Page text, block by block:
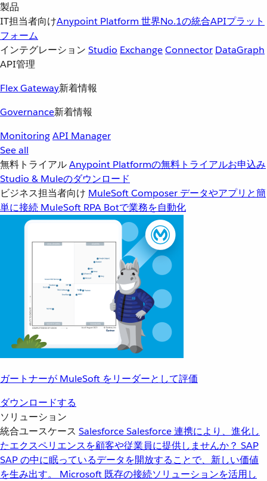
製品
IT担当者向けAnypoint Platform 世界No.1の統合APIプラット
フォーム
インテグレーション Studio ExchangeConnector DataGraph
API管理
Flex Gateway新着情報
Governance新着情報
MonitoringAPI Manager
See all
無料トライアルAnypoint Platformの無料トライアルお申込み
Studio & Muleのダウンロード
ビジネス担当者向け MuleSoft Composer データやアプリと簡
単に接続 MuleSoft RPA Botで業務を自動化
ガートナーが MuleSoft をリーダーとして評価
ダウンロードする
ソリューション
統合ユースケース SalesforceSalesforce 連携により、進化し
たエクスペリエンスを顧客や従業員に提供しませんか？ SAP
SAP の中に眠っているデータを開放することで、新しい価値
を生み出す。
Microsoft 既存の接続ソリューションを活用し